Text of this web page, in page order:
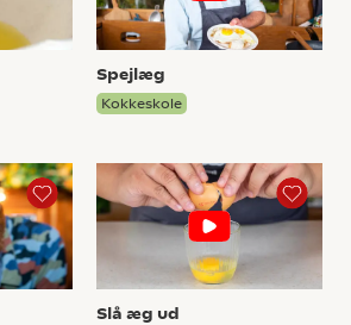
Spejlæg
Kokkeskole
Slå æg ud